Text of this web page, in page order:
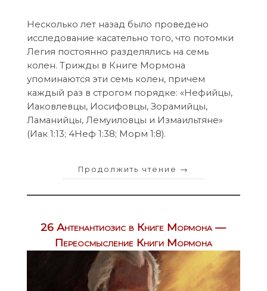
Несколько лет назад было проведено
исследование касательно того, что потомки
Легия постоянно разделялись на семь
колен. Трижды в Книге Мормона
упоминаются эти семь колен, причем
каждый раз в строгом порядке: «Нефийцы,
Иаковлевцы, Иосифовцы, Зорамийцы,
Ламанийцы, Лемуиловцы и Измаильтяне»
(Иак 1:13; 4Неф 1:38; Морм 1:8).
Продолжить чтение →
26 Антенантиозис в Книге Мормона —
Переосмысление Книги Мормона